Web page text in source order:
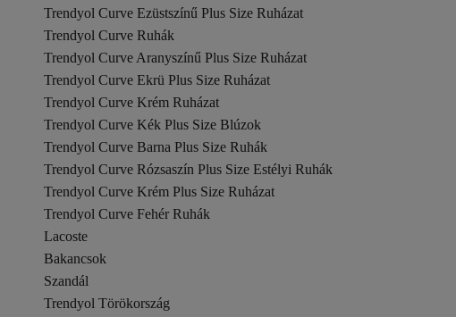
Trendyol Curve Ezüstszínű Plus Size Ruházat
Trendyol Curve Ruhák
Trendyol Curve Aranyszínű Plus Size Ruházat
Trendyol Curve Ekrü Plus Size Ruházat
Trendyol Curve Krém Ruházat
Trendyol Curve Kék Plus Size Blúzok
Trendyol Curve Barna Plus Size Ruhák
Trendyol Curve Rózsaszín Plus Size Estélyi Ruhák
Trendyol Curve Krém Plus Size Ruházat
Trendyol Curve Fehér Ruhák
Lacoste
Bakancsok
Szandál
Trendyol Törökország